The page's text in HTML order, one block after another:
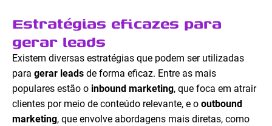
Estratégias eficazes para
gerar leads
Existem diversas estratégias que podem ser utilizadas
para gerar leads de forma eficaz. Entre as mais
populares estão o inbound marketing, que foca em atrair
clientes por meio de conteúdo relevante, e o outbound
marketing, que envolve abordagens mais diretas, como